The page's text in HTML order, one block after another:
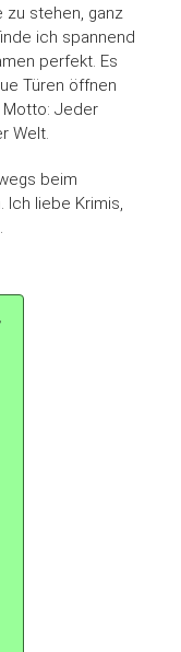
stehen, ganz
ich spannend
perfekt. Es
Türen öffnen
Motto: Jeder
Welt.
beim
Ich liebe Krimis,